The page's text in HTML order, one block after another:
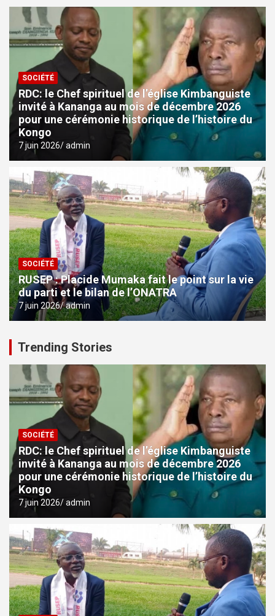
SOCIÉTÉ
RDC: le Chef spirituel de l’église Kimbanguiste
invité à Kananga au mois de décembre 2026
pour une cérémonie historique de l’histoire du
Kongo
7 juin 2026 admin
SOCIÉTÉ
RUSEP : Placide Mumaka fait le point sur la vie
du parti et le bilan de l’ONATRA
7 juin 2026 admin
Trending Stories
SOCIÉTÉ
RDC: le Chef spirituel de l’église Kimbanguiste
invité à Kananga au mois de décembre 2026
pour une cérémonie historique de l’histoire du
Kongo
7 juin 2026 admin